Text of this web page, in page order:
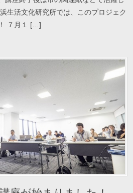
生活文化研究所では、このプロジェク
７月１ […]